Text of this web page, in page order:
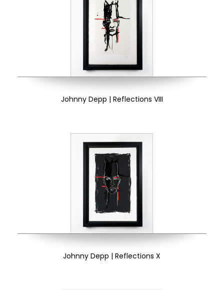
Johnny Depp | Reflections VIII
Johnny Depp | Reflections X